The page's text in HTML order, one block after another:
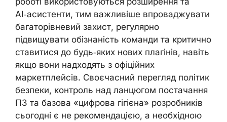
AI‑асистенти, тим важливіше впроваджувати
багаторівневий захист, регулярно
підвищувати обізнаність команди та критично
ставитися до будь‑яких нових плагінів, навіть
якщо вони надходять з офіційних
маркетплейсів. Своєчасний перегляд політик
безпеки, контроль над ланцюгом постачання
ПЗ та базова «цифрова гігієна» розробників
сьогодні є не рекомендацією, а необхідною